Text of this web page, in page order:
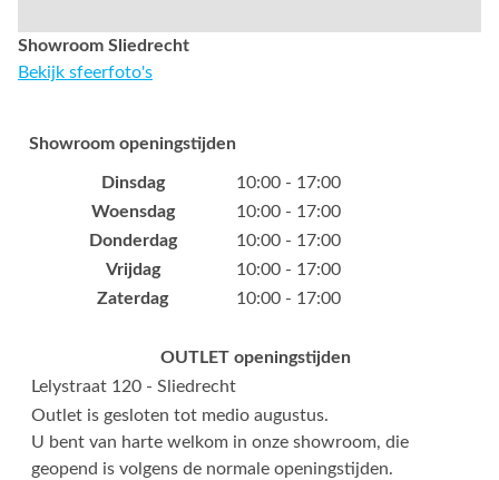
Showroom Sliedrecht
Bekijk sfeerfoto's
Showroom openingstijden
Dinsdag
10:00 - 17:00
Woensdag
10:00 - 17:00
Donderdag
10:00 - 17:00
Vrijdag
10:00 - 17:00
Zaterdag
10:00 - 17:00
OUTLET openingstijden
Lelystraat 120 - Sliedrecht
Outlet is gesloten tot medio augustus.
U bent van harte welkom in onze showroom, die
geopend is volgens de normale openingstijden.